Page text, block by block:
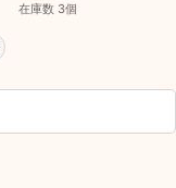
在庫数 3個